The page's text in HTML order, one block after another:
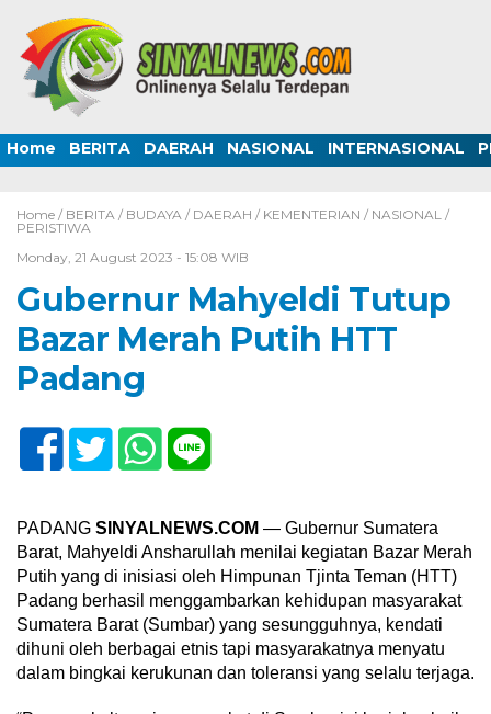
Home BERITA DAERAH NASIONAL INTERNASIONAL
Home / BERITA / BUDAYA / DAERAH / KEMENTERIAN / NASIONAL /
PERISTIWA
Monday, 21 August 2023 - 15:08 WIB
Gubernur Mahyeldi Tutup
Bazar Merah Putih HTT
Padang
PADANG SINYALNEWS.COM — Gubernur Sumatera
Barat, Mahyeldi Ansharullah menilai kegiatan Bazar Merah
Putih yang di inisiasi oleh Himpunan Tjinta Teman (HTT)
Padang berhasil menggambarkan kehidupan masyarakat
Sumatera Barat (Sumbar) yang sesungguhnya, kendati
dihuni oleh berbagai etnis tapi masyarakatnya menyatu
dalam bingkai kerukunan dan toleransi yang selalu terjaga.